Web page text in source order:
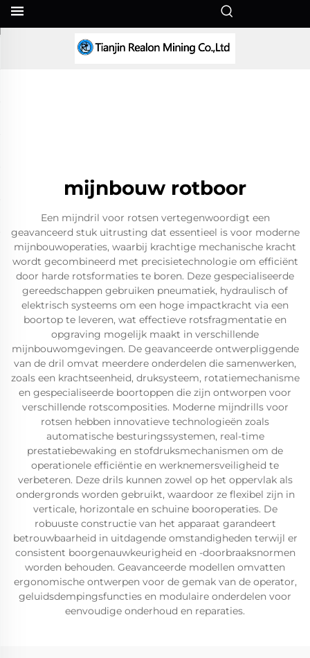
mijnbouw rotboor
Een mijndril voor rotsen vertegenwoordigt een
geavanceerd stuk uitrusting dat essentieel is voor moderne
mijnbouwoperaties, waarbij krachtige mechanische kracht
wordt gecombineerd met precisietechnologie om efficiënt
door harde rotsformaties te boren. Deze gespecialiseerde
gereedschappen gebruiken pneumatiek, hydraulisch of
elektrisch systeems om een hoge impactkracht via een
boortop te leveren, wat effectieve rotsfragmentatie en
opgraving mogelijk maakt in verschillende
mijnbouwomgevingen. De geavanceerde ontwerpliggende
van de dril omvat meerdere onderdelen die samenwerken,
zoals een krachtseenheid, druksysteem, rotatiemechanisme
en gespecialiseerde boortoppen die zijn ontworpen voor
verschillende rotscomposities. Moderne mijndrills voor
rotsen hebben innovatieve technologieën zoals
automatische besturingssystemen, real-time
prestatiebewaking en stofdruksmechanismen om de
operationele efficiëntie en werknemersveiligheid te
verbeteren. Deze drils kunnen zowel op het oppervlak als
ondergronds worden gebruikt, waardoor ze flexibel zijn in
verticale, horizontale en schuine booroperaties. De
robuuste constructie van het apparaat garandeert
betrouwbaarheid in uitdagende omstandigheden terwijl er
consistent boorgenauwkeurigheid en -doorbraaksnormen
worden behouden. Geavanceerde modellen omvatten
ergonomische ontwerpen voor de gemak van de operator,
geluidsdempingsfuncties en modulaire onderdelen voor
eenvoudige onderhoud en reparaties.